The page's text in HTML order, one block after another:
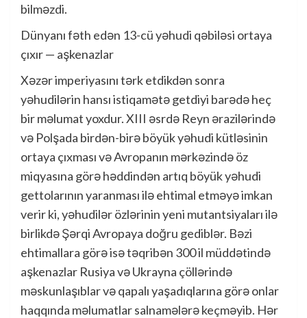
bilməzdi.
Dünyanı fəth edən 13-cü yəhudi qəbiləsi ortaya
çıxır — aşkenazlar
Xəzər imperiyasını tərk etdikdən sonra
yəhudilərin hansı istiqamətə getdiyi barədə heç
bir məlumat yoxdur. XIII əsrdə Reyn ərazilərində
və Polşada birdən-birə böyük yəhudi kütləsinin
ortaya çıxması və Avropanın mərkəzində öz
miqyasına görə həddindən artıq böyük yəhudi
gettolarının yaranması ilə ehtimal etməyə imkan
verir ki, yəhudilər özlərinin yeni mutantsiyaları ilə
birlikdə Şərqi Avropaya doğru gediblər. Bəzi
ehtimallara görə isə təqribən 300 il müddətində
aşkenazlar Rusiya və Ukrayna çöllərində
məskunlaşıblar və qapalı yaşadıqlarına görə onlar
haqqında məlumatlar salnamələrə keçməyib. Hər